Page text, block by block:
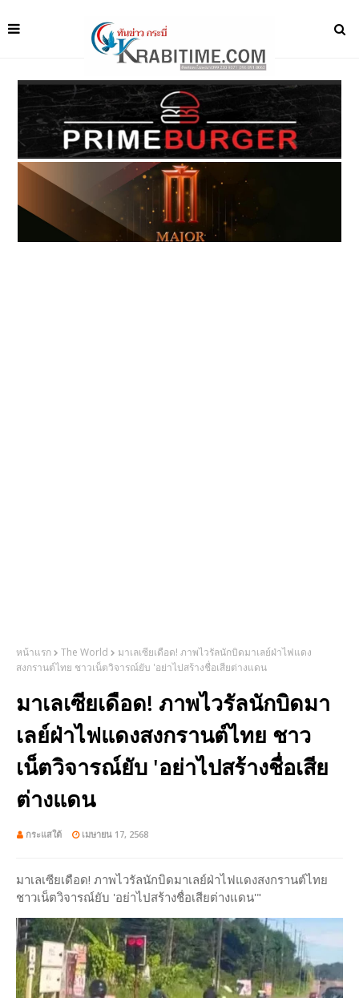
หน้าแรก The World
มาเลเซียเดือด! ภาพไวรัลนักบิดมาเลย์ฝ่าไฟแดง
สงกรานต์ไทย ชาวเน็ตวิจารณ์ยับ 'อย่าไปสร้างชื่อเสียต่างแดน
มาเลเซียเดือด! ภาพไวรัลนักบิดมา
เลย์ฝ่าไฟแดงสงกรานต์ไทย ชาว
เน็ตวิจารณ์ยับ 'อย่าไปสร้างชื่อเสีย
ต่างแดน
กระแสใต้ เมษายน 17, 2568
มาเลเซียเดือด! ภาพไวรัลนักบิดมาเลย์ฝ่าไฟแดงสงกรานต์ไทย
ชาวเน็ตวิจารณ์ยับ 'อย่าไปสร้างชื่อเสียต่างแดน'"